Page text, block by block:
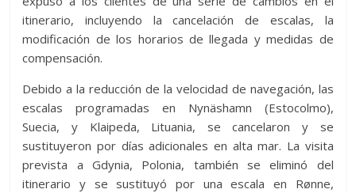
itinerario, incluyendo la cancelación de escalas, la
modificación de los horarios de llegada y medidas de
compensación.
Debido a la reducción de la velocidad de navegación, las
escalas programadas en Nynäshamn (Estocolmo),
Suecia, y Klaipeda, Lituania, se cancelaron y se
sustituyeron por días adicionales en alta mar. La visita
prevista a Gdynia, Polonia, también se eliminó del
itinerario y se sustituyó por una escala en Rønne,